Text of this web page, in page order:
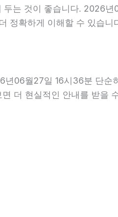
는 것이 좋습니다. 2026
확하게 이해할 수 있습
06월27일 16시36분 단
더 현실적인 안내를 받을